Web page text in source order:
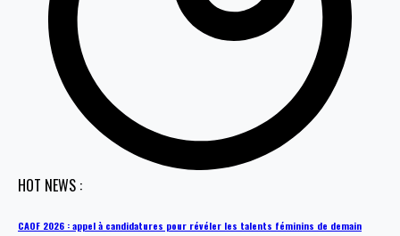
HOT NEWS :
CAOF 2026 : appel à candidatures pour révéler les talents féminins de demain